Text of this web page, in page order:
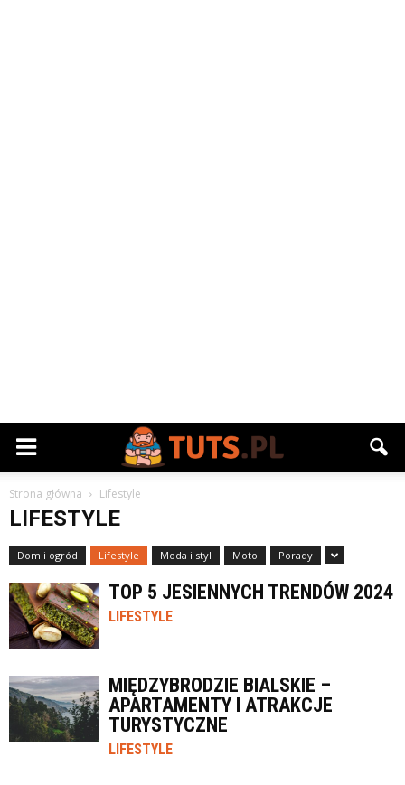
Strona główna Lifestyle
LIFESTYLE
Dom i ogród Lifestyle Moda i styl Moto Porady
TOP 5 JESIENNYCH TRENDÓW 2024
LIFESTYLE
MIĘDZYBRODZIE BIALSKIE –
APARTAMENTY I ATRAKCJE
TURYSTYCZNE
LIFESTYLE